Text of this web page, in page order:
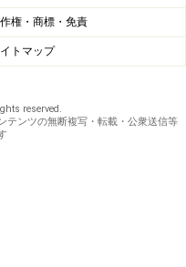
権・商標・免責
トマップ
reserved.
テンツの無断複写・転載・公衆送信等